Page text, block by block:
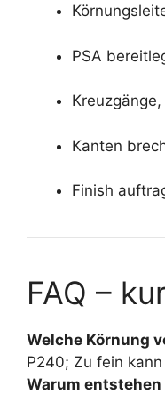
PSA
Kanten
Finish
FAQ –
Welche Körnung
P240; Zu fein
Warum